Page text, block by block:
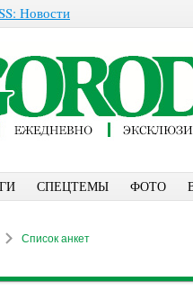
Новости
СПЕЦТЕМЫ ФОТО
Список анкет